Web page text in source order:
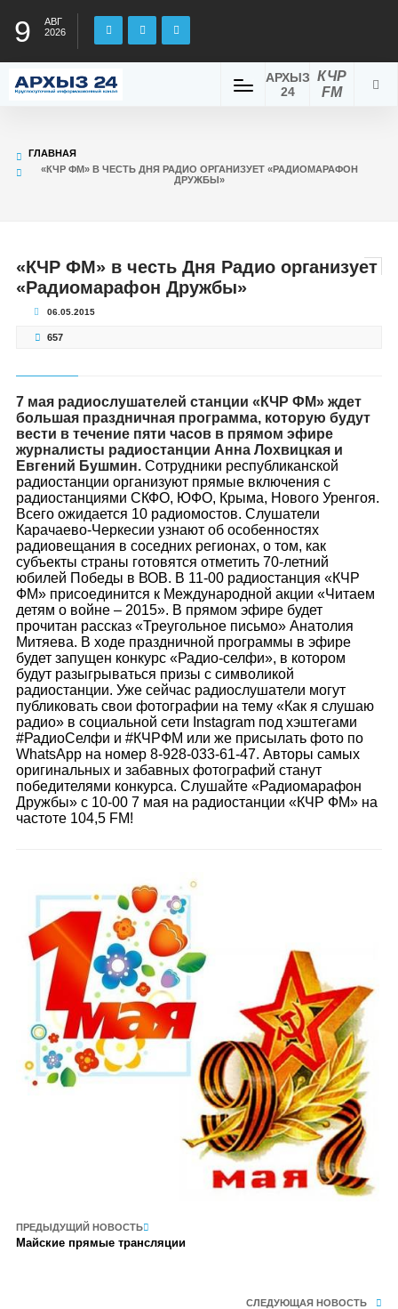
9
АВГ
2026
КЧР
FM
АРХЫЗ
24
ГЛАВНАЯ
«КЧР ФМ» В ЧЕСТЬ ДНЯ РАДИО ОРГАНИЗУЕТ «РАДИОМАРАФОН
ДРУЖБЫ»
«КЧР ФМ» в честь Дня Радио организует
«Радиомарафон Дружбы»
06.05.2015
657
7 мая радиослушателей станции «КЧР ФМ» ждет
большая праздничная программа, которую будут
вести в течение пяти часов в прямом эфире
журналисты радиостанции Анна Лохвицкая и
Евгений Бушмин. Сотрудники республиканской
радиостанции организуют прямые включения с
радиостанциями СКФО, ЮФО, Крыма, Нового Уренгоя.
Всего ожидается 10 радиомостов. Слушатели
Карачаево-Черкесии узнают об особенностях
радиовещания в соседних регионах, о том, как
субъекты страны готовятся отметить 70-летний
юбилей Победы в ВОВ. В 11-00 радиостанция «КЧР
ФМ» присоединится к Международной акции «Читаем
детям о войне – 2015». В прямом эфире будет
прочитан рассказ «Треугольное письмо» Анатолия
Митяева. В ходе праздничной программы в эфире
будет запущен конкурс «Радио-селфи», в котором
будут разыгрываться призы с символикой
радиостанции. Уже сейчас радиослушатели могут
публиковать свои фотографии на тему «Как я слушаю
радио» в социальной сети Instagram под хэштегами
#РадиоСелфи и #КЧРФМ или же присылать фото по
WhatsApp на номер 8-928-033-61-47. Авторы самых
оригинальных и забавных фотографий станут
победителями конкурса. Слушайте «Радиомарафон
Дружбы» с 10-00 7 мая на радиостанции «КЧР ФМ» на
частоте 104,5 FM!
ПРЕДЫДУЩИЙ НОВОСТЬ
Майские прямые трансляции
СЛЕДУЮЩАЯ НОВОСТЬ